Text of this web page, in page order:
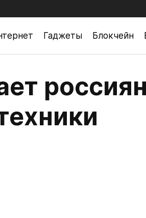
Гаджеты Блокчейн